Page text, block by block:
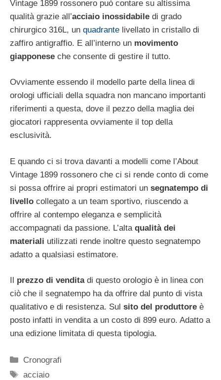
Vintage 1899 rossonero può contare su altissima
qualità grazie all’acciaio inossidabile di grado
chirurgico 316L, un quadrante livellato in cristallo di
zaffiro antigraffio. E all’interno un movimento
giapponese che consente di gestire il tutto.
Ovviamente essendo il modello parte della linea di
orologi ufficiali della squadra non mancano importanti
riferimenti a questa, dove il pezzo della maglia dei
giocatori rappresenta ovviamente il top della
esclusività.
E quando ci si trova davanti a modelli come l’About
Vintage 1899 rossonero che ci si rende conto di come
si possa offrire ai propri estimatori un segnatempo di
livello collegato a un team sportivo, riuscendo a
offrire al contempo eleganza e semplicità
accompagnati da passione. L’alta qualità dei
materiali utilizzati rende inoltre questo segnatempo
adatto a qualsiasi estimatore.
prezzo di venditadi questo orologio è in linea con
ciò che il segnatempo ha da offrire dal punto di vista
qualitativo e di resistenza. Sul sito del produttore è
posto infatti in vendita a un costo di 899 euro. Adatto a
una edizione limitata di questa tipologia.
Categorie
Cronografi
Tag
acciaio